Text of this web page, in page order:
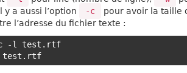
y a aussi l’option
-c
pour avoir la taille
l’adresse du fichier texte :
-l test.rtf